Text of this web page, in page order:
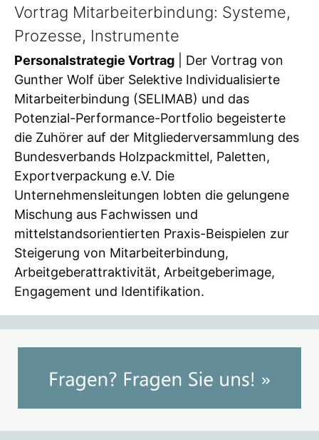
Vortrag Mitarbeiterbindung: Systeme,
Prozesse, Instrumente
Personalstrategie Vortrag | Der Vortrag von
Gunther Wolf über Selektive Individualisierte
Mitarbeiterbindung (SELIMAB) und das
Potenzial-Performance-Portfolio begeisterte
die Zuhörer auf der Mitgliederversammlung des
Bundesverbands Holzpackmittel, Paletten,
Exportverpackung e.V. Die
Unternehmensleitungen lobten die gelungene
Mischung aus Fachwissen und
mittelstandsorientierten Praxis-Beispielen zur
Steigerung von Mitarbeiterbindung,
Arbeitgeberattraktivität, Arbeitgeberimage,
Engagement und Identifikation.